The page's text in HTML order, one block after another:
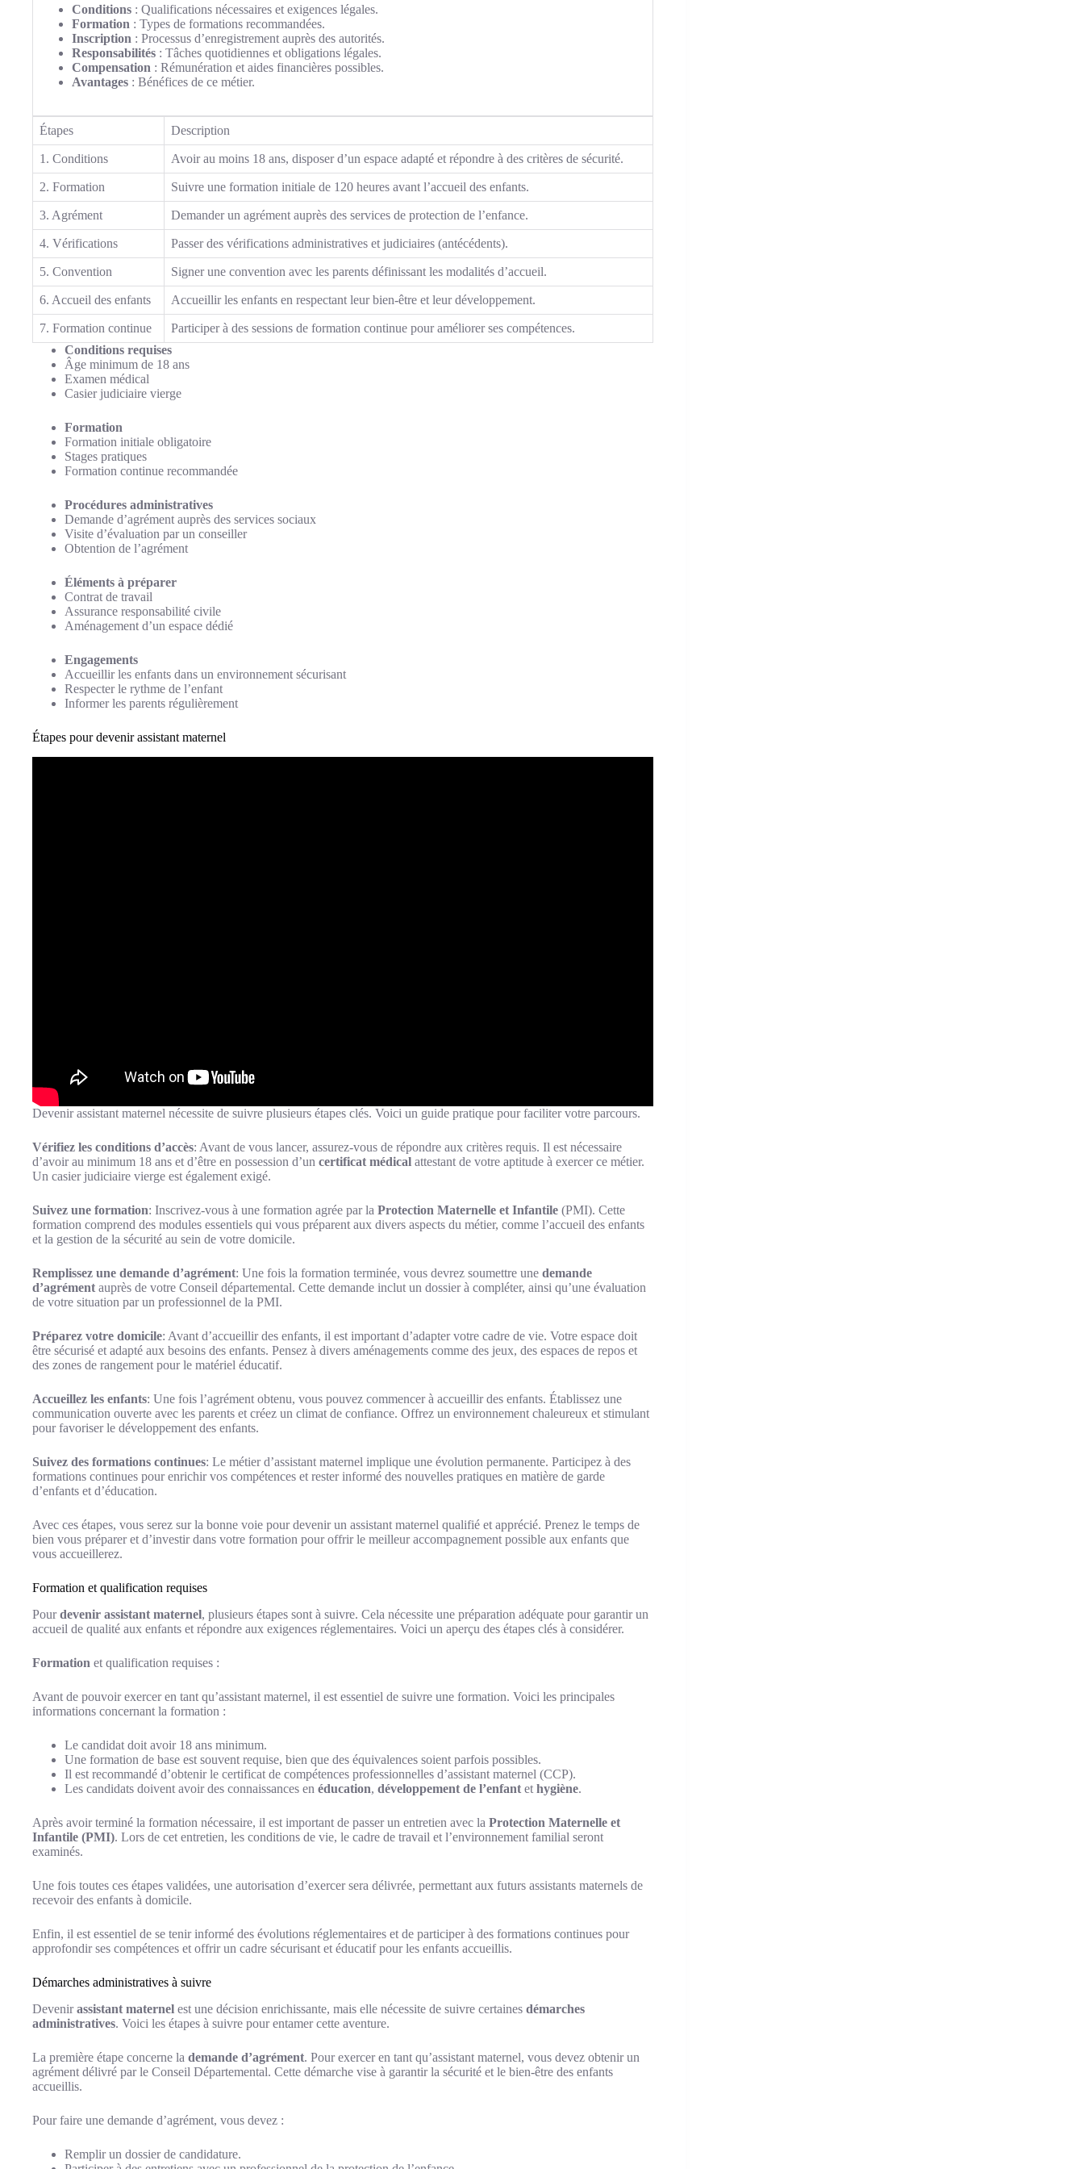
Conditions : Qualifications nécessaires et exigences légales.
Formation : Types de formations recommandées.
Inscription : Processus d’enregistrement auprès des autorités.
Responsabilités : Tâches quotidiennes et obligations légales.
Compensation : Rémunération et aides financières possibles.
Avantages : Bénéfices de ce métier.
Étapes Description
1. Conditions Avoir au moins 18 ans, disposer d’un espace adapté et répondre à des critères de sécurité.
2. Formation Suivre une formation initiale de 120 heures avant l’accueil des enfants.
3. Agrément Demander un agrément auprès des services de protection de l’enfance.
4. Vérifications Passer des vérifications administratives et judiciaires (antécédents).
5. Convention Signer une convention avec les parents définissant les modalités d’accueil.
6. Accueil des enfants Accueillir les enfants en respectant leur bien-être et leur développement.
7. Formation continue
Participer à des sessions de formation continue pour améliorer ses compétences.
Conditions requises
Âge minimum de 18 ans
Examen médical
Casier judiciaire vierge
Formation
Formation initiale obligatoire
Stages pratiques
Formation continue recommandée
Procédures administratives
Demande d’agrément auprès des services sociaux
Visite d’évaluation par un conseiller
Obtention de l’agrément
Éléments à préparer
Contrat de travail
Assurance responsabilité civile
Aménagement d’un espace dédié
Engagements
Accueillir les enfants dans un environnement sécurisant
Respecter le rythme de l’enfant
Informer les parents régulièrement
Étapes pour devenir assistant maternel
Devenir assistant maternel nécessite de suivre plusieurs étapes clés. Voici un guide pratique pour faciliter votre parcours.
Vérifiez les conditions d’accès: Avant de vous lancer, assurez-vous de répondre aux critères requis. Il est nécessaire
d’avoir au minimum 18 ans et d’être en possession d’un certificat médical attestant de votre aptitude à exercer ce métier.
Un casier judiciaire vierge est également exigé.
Suivez une formation: Inscrivez-vous à une formation agrée par la Protection Maternelle et Infantile (PMI). Cette
formation comprend des modules essentiels qui vous préparent aux divers aspects du métier, comme l’accueil des enfants
et la gestion de la sécurité au sein de votre domicile.
Remplissez une demande d’agrément: Une fois la formation terminée, vous devrez soumettre une demande
d’agrément auprès de votre Conseil départemental. Cette demande inclut un dossier à compléter, ainsi qu’une évaluation
de votre situation par un professionnel de la PMI.
Préparez votre domicile: Avant d’accueillir des enfants, il est important d’adapter votre cadre de vie. Votre espace doit
être sécurisé et adapté aux besoins des enfants. Pensez à divers aménagements comme des jeux, des espaces de repos et
des zones de rangement pour le matériel éducatif.
Accueillez les enfants: Une fois l’agrément obtenu, vous pouvez commencer à accueillir des enfants. Établissez une
communication ouverte avec les parents et créez un climat de confiance. Offrez un environnement chaleureux et stimulant
pour favoriser le développement des enfants.
Suivez des formations continues: Le métier d’assistant maternel implique une évolution permanente. Participez à des
formations continues pour enrichir vos compétences et rester informé des nouvelles pratiques en matière de garde
d’enfants et d’éducation.
Avec ces étapes, vous serez sur la bonne voie pour devenir un assistant maternel qualifié et apprécié. Prenez le temps de
bien vous préparer et d’investir dans votre formation pour offrir le meilleur accompagnement possible aux enfants que
vous accueillerez.
Formation et qualification requises
Pourdevenir assistant maternel, plusieurs étapes sont à suivre. Cela nécessite une préparation adéquate pour garantir un
accueil de qualité aux enfants et répondre aux exigences réglementaires. Voici un aperçu des étapes clés à considérer.
Formation et qualification requises :
Avant de pouvoir exercer en tant qu’assistant maternel, il est essentiel de suivre une formation. Voici les principales
informations concernant la formation :
Le candidat doit avoir 18 ans minimum.
Une formation de base est souvent requise, bien que des équivalences soient parfois possibles.
Il est recommandé d’obtenir le certificat de compétences professionnelles d’assistant maternel (CCP).
Les candidats doivent avoir des connaissances en éducation, développement de l’enfant et hygiène.
Après avoir terminé la formation nécessaire, il est important de passer un entretien avec la Protection Maternelle et
Infantile (PMI). Lors de cet entretien, les conditions de vie, le cadre de travail et l’environnement familial seront
examinés.
Une fois toutes ces étapes validées, une autorisation d’exercer sera délivrée, permettant aux futurs assistants maternels de
recevoir des enfants à domicile.
Enfin, il est essentiel de se tenir informé des évolutions réglementaires et de participer à des formations continues pour
approfondir ses compétences et offrir un cadre sécurisant et éducatif pour les enfants accueillis.
Démarches administratives à suivre
Devenirassistant maternel est une décision enrichissante, mais elle nécessite de suivre certaines démarches
administratives. Voici les étapes à suivre pour entamer cette aventure.
La première étape concerne la demande d’agrément. Pour exercer en tant qu’assistant maternel, vous devez obtenir un
agrément délivré par le Conseil Départemental. Cette démarche vise à garantir la sécurité et le bien-être des enfants
accueillis.
Pour faire une demande d’agrément, vous devez :
Remplir un dossier de candidature.